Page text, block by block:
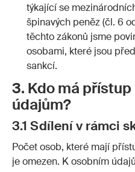
týkající se
špinavých peněz (čl. 6
těchto zákonů jsme
osobami, které jsou
sankcí.
3. Kdo má
údajům?
3.1 Sdílení v rámci
Počet osob, které mají
je omezen. K osobním